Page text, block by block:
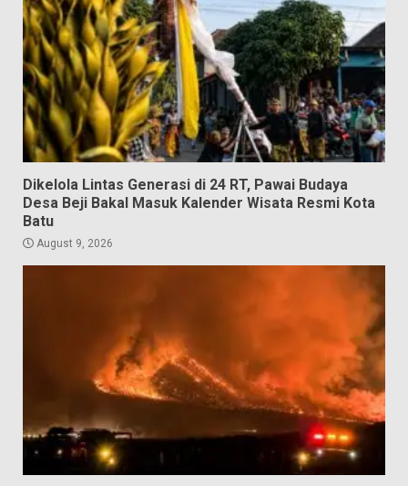
Dikelola Lintas Generasi di 24 RT, Pawai Budaya
Desa Beji Bakal Masuk Kalender Wisata Resmi Kota
Batu
August 9, 2026